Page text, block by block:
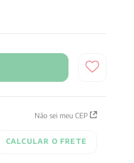
Não sei meu CEP
CALCULAR O FRETE